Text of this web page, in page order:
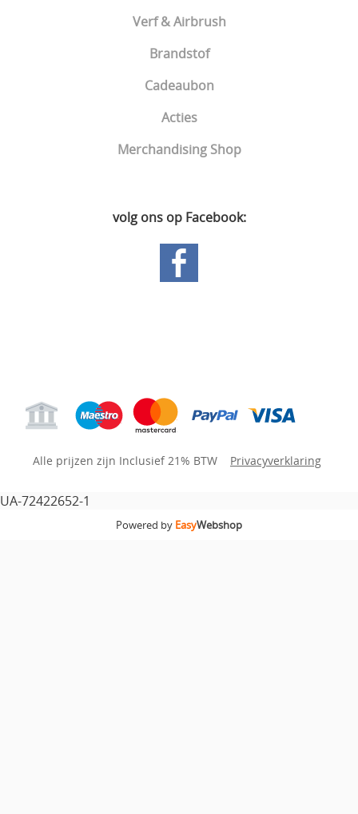
Verf & Airbrush
Brandstof
Cadeaubon
Acties
Merchandising Shop
volg ons op Facebook:
Alle prijzen zijn Inclusief 21% BTW Privacyverklaring
UA-72422652-1
Powered by EasyWebshop